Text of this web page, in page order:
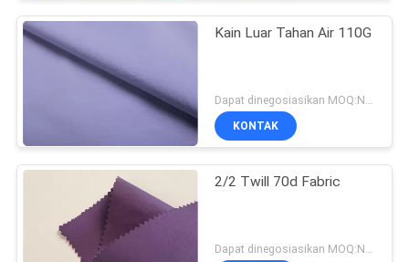
Kain Luar Tahan Air 110G
KONTAK
2/2 Twill 70d Fabric